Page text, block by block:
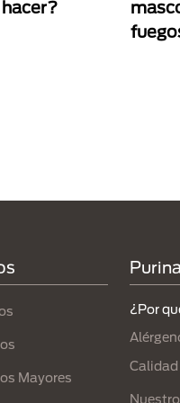
Mayores
¿Por
Calidad